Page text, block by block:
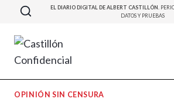
Saltar
contenido
EL DIARIO DIGITAL DE ALBERT CASTILLÓN.
DATOS Y PRUEBAS
OPINIÓN SIN CENSURA